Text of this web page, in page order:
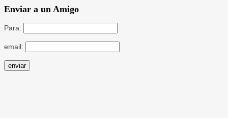
Enviar a un Amigo
Para:
email: